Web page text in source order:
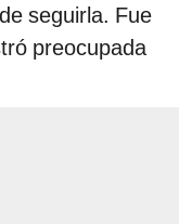
seguirla. Fue
preocupada